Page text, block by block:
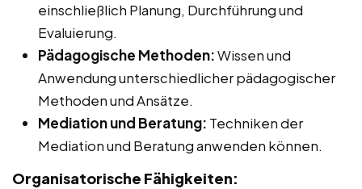
einschließlich Planung, Durchführung und
Evaluierung.
Pädagogische Methoden:Wissen und
Anwendung unterschiedlicher pädagogischer
Methoden und Ansätze.
Mediation und Beratung: Techniken der
Mediation und Beratung anwenden können.
Organisatorische Fähigkeiten: